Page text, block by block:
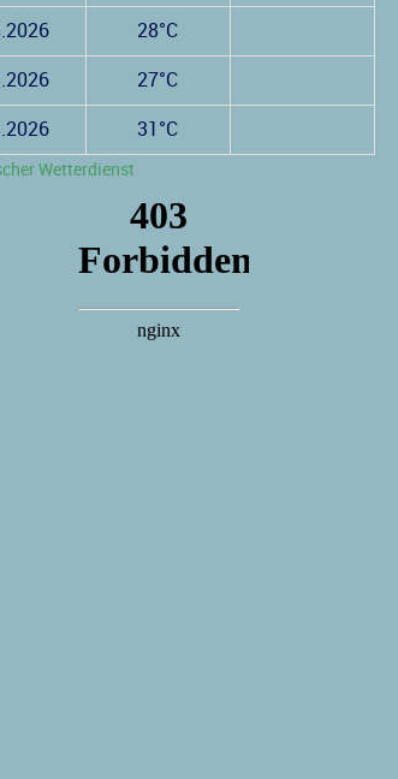
28°C
27°C
31°C
Wetterdienst